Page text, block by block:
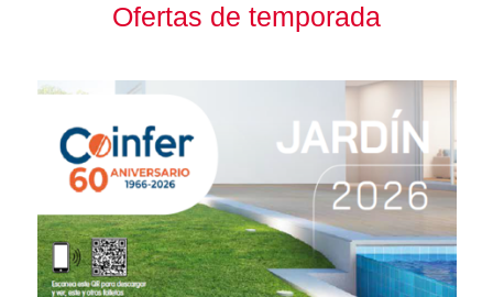
Ofertas de temporada